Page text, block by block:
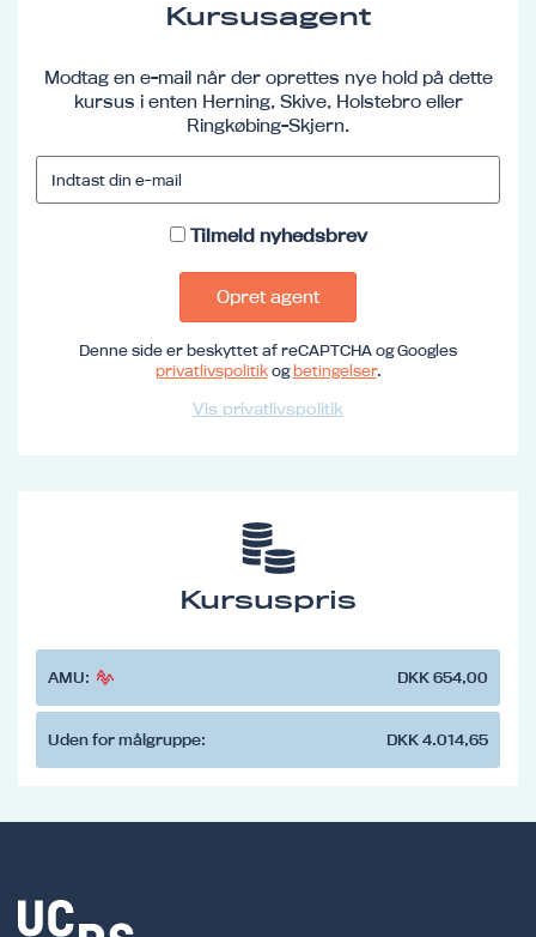
Kursusagent
Modtag en e-mail når der oprettes nye hold på dette
kursus i enten Herning, Skive, Holstebro eller
Ringkøbing-Skjern.
Tilmeld nyhedsbrev
Opret agent
Denne side er beskyttet af reCAPTCHA og Googles
privatlivspolitikogbetingelser.
Vis privatlivspolitik
Kursuspris
AMU: DKK 654,00
Uden for målgruppe: DKK 4.014,65